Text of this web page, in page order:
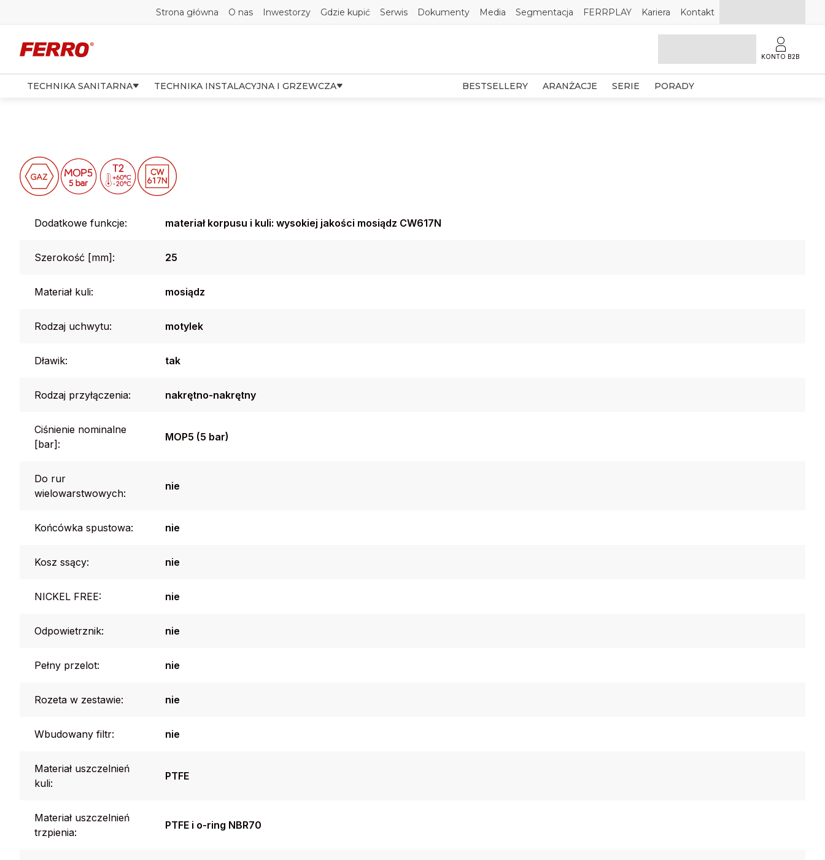
Strona główna O nas Inwestorzy Gdzie kupić Serwis Dokumenty Media Segmentacja FERRPLAY Kariera Kontakt
KONTO B2B
TECHNIKA SANITARNA TECHNIKA INSTALACYJNA I GRZEWCZA BESTSELLERY ARANŻACJE SERIE PORADY
Dodatkowe funkcje: materiał korpusu i kuli: wysokiej jakości mosiądz CW617N
Szerokość [mm]: 25
Materiał kuli: mosiądz
Rodzaj uchwytu: motylek
Dławik: tak
Rodzaj przyłączenia: nakrętno-nakrętny
Ciśnienie nominalne
[bar]:
MOP5 (5 bar)
Do rur
wielowarstwowych:
nie
Końcówka spustowa: nie
Kosz ssący: nie
NICKEL FREE: nie
Odpowietrznik: nie
Pełny przelot: nie
Rozeta w zestawie: nie
Wbudowany filtr: nie
Materiał uszczelnień
kuli:
PTFE
Materiał uszczelnień
trzpienia:
PTFE i o-ring NBR70